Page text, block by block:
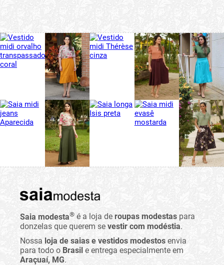
Saia modesta® é a loja de roupas modestas para
donzelas que querem se vestir com modéstia.
Nossa loja de saias e vestidos modestos envia
para todo o Brasil e entrega especialmente em
Araçuaí, MG.